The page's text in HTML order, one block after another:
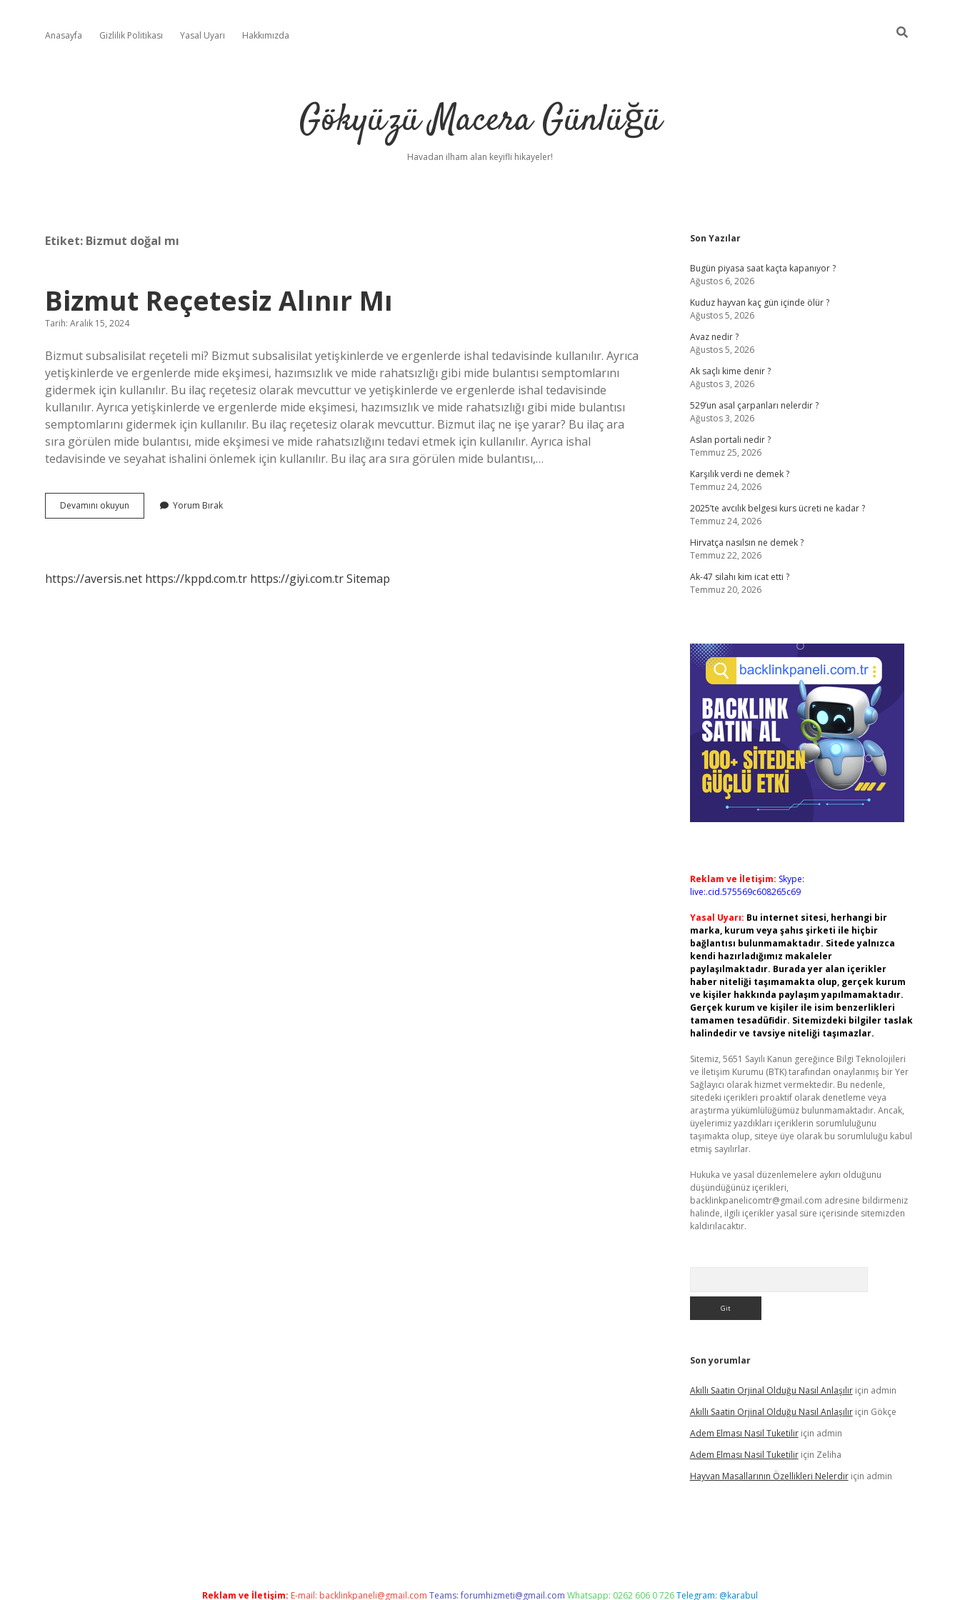
Anasayfa Gizlilik Politikası Yasal Uyarı Hakkımızda
Gökyüzü Macera Günlüğü
Havadan ilham alan keyifli hikayeler!
Etiket: Bizmut doğal mı
Bizmut Reçetesiz Alınır Mı
Tarih: Aralık 15, 2024
Bizmut subsalisilat reçeteli mi? Bizmut subsalisilat yetişkinlerde ve ergenlerde ishal tedavisinde kullanılır. Ayrıca
yetişkinlerde ve ergenlerde mide ekşimesi, hazımsızlık ve mide rahatsızlığı gibi mide bulantısı semptomlarını
gidermek için kullanılır. Bu ilaç reçetesiz olarak mevcuttur ve yetişkinlerde ve ergenlerde ishal tedavisinde
kullanılır. Ayrıca yetişkinlerde ve ergenlerde mide ekşimesi, hazımsızlık ve mide rahatsızlığı gibi mide bulantısı
semptomlarını gidermek için kullanılır. Bu ilaç reçetesiz olarak mevcuttur. Bizmut ilaç ne işe yarar? Bu ilaç ara
sıra görülen mide bulantısı, mide ekşimesi ve mide rahatsızlığını tedavi etmek için kullanılır. Ayrıca ishal
tedavisinde ve seyahat ishalini önlemek için kullanılır. Bu ilaç ara sıra görülen mide bulantısı,…
Devamını okuyun
Reçetesiz
Yorum Bırak
https://aversis.net https://kppd.com.tr https://giyi.com.trSitemap
Sidebar
Son Yazılar
Bugün piyasa saat kaçta kapanıyor ?
Ağustos 6, 2026
Kuduz hayvan kaç gün içinde ölür ?
Ağustos 5, 2026
Avaz nedir ?
Ağustos 5, 2026
Ak saçlı kime denir ?
Ağustos 3, 2026
529’un asal çarpanları nelerdir ?
Ağustos 3, 2026
Aslan portali nedir ?
Temmuz 25, 2026
Karşılık verdi ne demek ?
Temmuz 24, 2026
2025’te avcılık belgesi kurs ücreti ne kadar ?
Temmuz 24, 2026
Hirvatça nasılsın ne demek ?
Temmuz 22, 2026
Ak-47 silahı kim icat etti ?
Temmuz 20, 2026
Reklam ve İletişim: Skype:
live:.cid.575569c608265c69
Yasal Uyarı: Bu internet sitesi, herhangi bir
marka, kurum veya şahıs şirketi ile hiçbir
bağlantısı bulunmamaktadır. Sitede yalnızca
kendi hazırladığımız makaleler
paylaşılmaktadır. Burada yer alan içerikler
haber niteliği taşımamakta olup, gerçek kurum
ve kişiler hakkında paylaşım yapılmamaktadır.
Gerçek kurum ve kişiler ile isim benzerlikleri
tamamen tesadüfidir. Sitemizdeki bilgiler taslak
halindedir ve tavsiye niteliği taşımazlar.
Sitemiz, 5651 Sayılı Kanun gereğince Bilgi Teknolojileri
ve İletişim Kurumu (BTK) tarafından onaylanmış bir Yer
Sağlayıcı olarak hizmet vermektedir. Bu nedenle,
sitedeki içerikleri proaktif olarak denetleme veya
araştırma yükümlülüğümüz bulunmamaktadır. Ancak,
üyelerimiz yazdıkları içeriklerin sorumluluğunu
taşımakta olup, siteye üye olarak bu sorumluluğu kabul
etmiş sayılırlar.
Hukuka ve yasal düzenlemelere aykırı olduğunu
düşündüğünüz içerikleri,
backlinkpanelicomtr@gmail.com adresine bildirmeniz
halinde, ilgili içerikler yasal süre içerisinde sitemizden
kaldırılacaktır.
Son yorumlar
Akıllı Saatin Orjinal Olduğu Nasıl Anlaşılıriçin admin
Akıllı Saatin Orjinal Olduğu Nasıl Anlaşılıriçin Gökçe
Adem Elması Nasil Tuketiliriçin admin
Adem Elması Nasil Tuketiliriçin Zeliha
Hayvan Masallarının Özellikleri Nelerdiriçin admin
Reklam ve İletişim: E-mail: backlinkpaneli@gmail.com Teams:forumhizmeti@gmail.com Whatsapp: 0262 606 0 726Telegram: @karabul